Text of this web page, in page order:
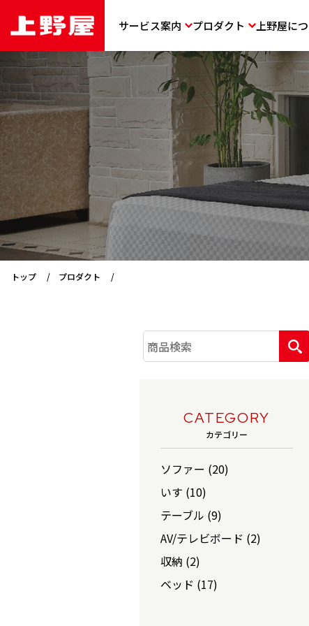
サービス案内 プロダクト 上野屋に
トップ プロダクト
CATEGORY
カテゴリー
ソファー (20)
いす (10)
テーブル (9)
AV/テレビボード (2)
収納 (2)
ベッド (17)